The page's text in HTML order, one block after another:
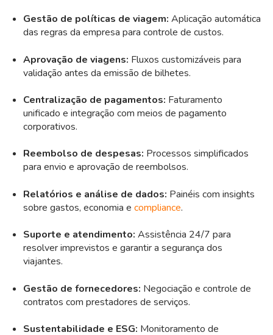
Gestão de políticas de viagem: Aplicação automática
das regras da empresa para controle de custos.
Aprovação de viagens: Fluxos customizáveis para
validação antes da emissão de bilhetes.
Centralização de pagamentos: Faturamento
unificado e integração com meios de pagamento
corporativos.
Reembolso de despesas: Processos simplificados
para envio e aprovação de reembolsos.
Relatórios e análise de dados: Painéis com insights
sobre gastos, economia e compliance.
Suporte e atendimento: Assistência 24/7 para
resolver imprevistos e garantir a segurança dos
viajantes.
Gestão de fornecedores: Negociação e controle de
contratos com prestadores de serviços.
Sustentabilidade e ESG: Monitoramento de